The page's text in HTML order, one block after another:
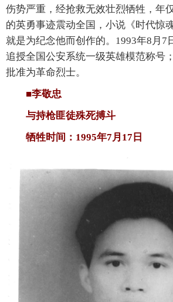
伤势严重，经抢救无效壮烈牺牲，年
的英勇事迹震动全国，小说《时代惊
就是为纪念他而创作的。1993年8月7
追授全国公安系统一级英雄模范称号
批准为革命烈士。
■李敬忠
与持枪匪徒殊死搏斗
牺牲时间：1995年7月17日